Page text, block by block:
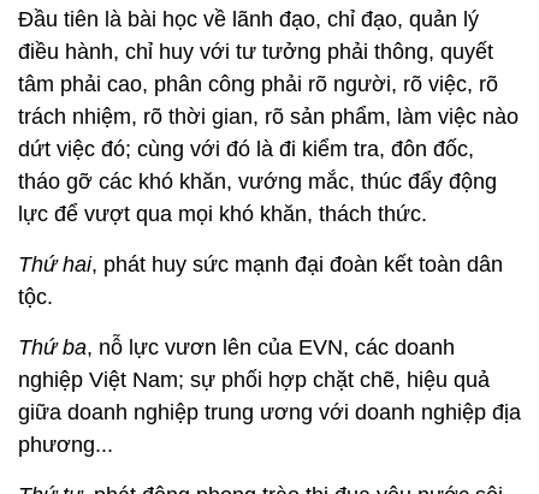
Đầu tiên là bài học về lãnh đạo, chỉ đạo, quản lý
điều hành, chỉ huy với tư tưởng phải thông, quyết
tâm phải cao, phân công phải rõ người, rõ việc, rõ
trách nhiệm, rõ thời gian, rõ sản phẩm, làm việc nào
dứt việc đó; cùng với đó là đi kiểm tra, đôn đốc,
tháo gỡ các khó khăn, vướng mắc, thúc đẩy động
lực để vượt qua mọi khó khăn, thách thức.
Thứ hai, phát huy sức mạnh đại đoàn kết toàn dân
tộc.
Thứ ba, nỗ lực vươn lên của EVN, các doanh
nghiệp Việt Nam; sự phối hợp chặt chẽ, hiệu quả
giữa doanh nghiệp trung ương với doanh nghiệp địa
phương...